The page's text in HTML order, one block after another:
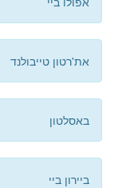
את'רטון טייבולנד
באסלטון
ביירון ביי